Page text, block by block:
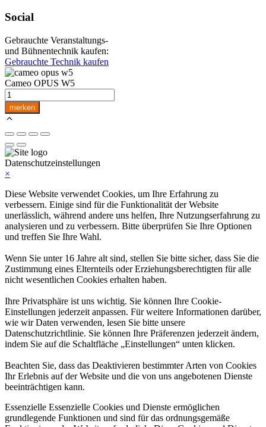
Social
Gebrauchte Veranstaltungs-
und Bühnentechnik kaufen:
Gebrauchte Technik kaufen
Cameo OPUS W5
Cameo
OPUS
W5
merken
Datenschutzeinstellungen
×
Diese Website verwendet Cookies, um Ihre Erfahrung zu
verbessern. Einige sind für die Funktionalität der Website
unerlässlich, während andere uns helfen, Ihre Nutzungserfahrung zu
analysieren und zu verbessern. Bitte überprüfen Sie Ihre Optionen
und treffen Sie Ihre Wahl.
Wenn Sie unter 16 Jahre alt sind, stellen Sie bitte sicher, dass Sie die
Zustimmung eines Elternteils oder Erziehungsberechtigten für alle
nicht wesentlichen Cookies erhalten haben.
Ihre Privatsphäre ist uns wichtig. Sie können Ihre Cookie-
Einstellungen jederzeit anpassen. Für weitere Informationen darüber,
wie wir Daten verwenden, lesen Sie bitte unsere
Datenschutzrichtlinie. Sie können Ihre Präferenzen jederzeit ändern,
indem Sie auf die Schaltfläche „Einstellungen“ unten klicken.
Beachten Sie, dass das Deaktivieren bestimmter Arten von Cookies
Ihr Erlebnis auf der Website und die von uns angebotenen Dienste
beeinträchtigen kann.
Essenzielle Essenzielle Cookies und Dienste ermöglichen
grundlegende Funktionen und sind für das ordnungsgemäße